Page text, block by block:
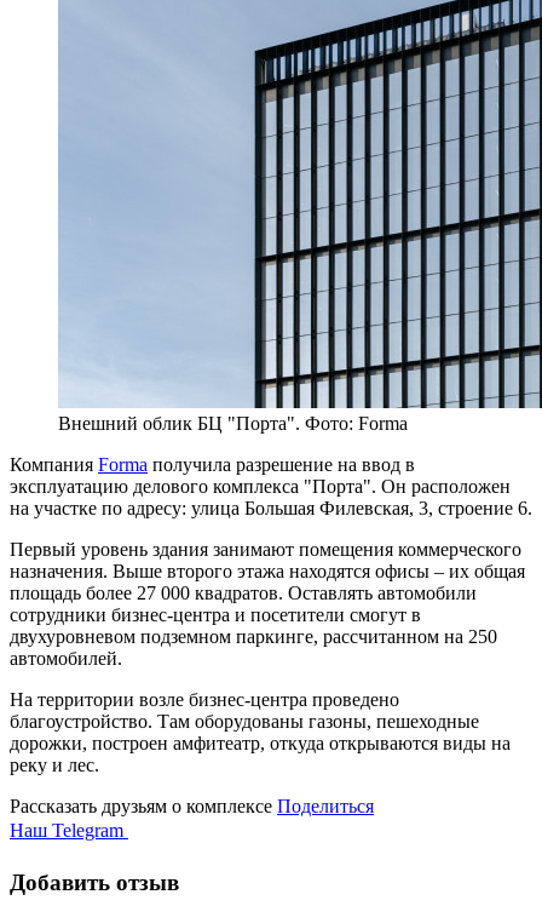
Внешний облик БЦ "Порта". Фото: Forma
Компания Forma получила разрешение на ввод в
эксплуатацию делового комплекса "Порта". Он расположен
на участке по адресу: улица Большая Филевская, 3, строение 6.
Первый уровень здания занимают помещения коммерческого
назначения. Выше второго этажа находятся офисы – их общая
площадь более 27 000 квадратов. Оставлять автомобили
сотрудники бизнес-центра и посетители смогут в
двухуровневом подземном паркинге, рассчитанном на 250
автомобилей.
На территории возле бизнес-центра проведено
благоустройство. Там оборудованы газоны, пешеходные
дорожки, построен амфитеатр, откуда открываются виды на
реку и лес.
Рассказать друзьям о комплексе Поделиться
Наш Telegram
Добавить отзыв